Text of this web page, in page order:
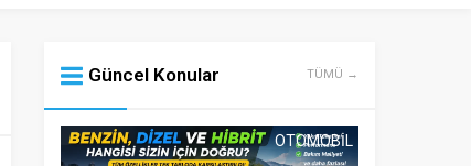
Güncel Konular TÜMÜ →
OTOMOBIL